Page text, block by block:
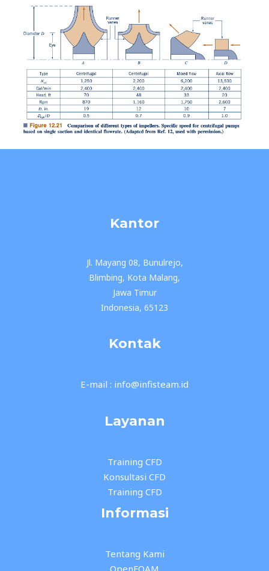
Kantor
Jl. Mayang 08, Bunulrejo,
Blimbing, Kota Malang,
Jawa Timur
Indonesia, 65123
Kontak
E-mail : info@infisteam.id
Layanan
Training CFD
Konsultasi CFD
Training CFD
Informasi
Tentang Kami
OpenFOAM